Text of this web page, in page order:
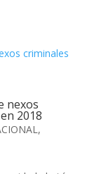
nexos
2018
,